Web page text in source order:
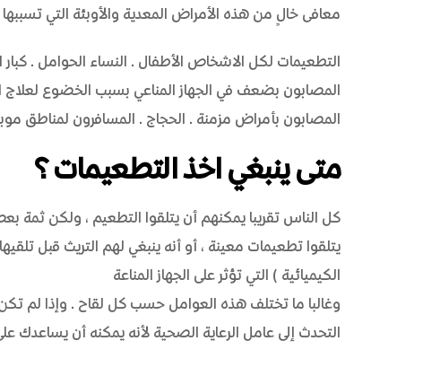
معافى خالٍ من هذه الأمراض المعدية والأوبئة التي
التطعيمات لكل الاشخاص الأطفال. النساء الحوامل.
المصابون بضعف في الجهاز المناعي بسبب الخضوع
المصابون بأمراض مزمنة. الحجاج. المسافرون لمناطق
متى ينبغي اخذ التطعيمات؟
كل الناس تقريبا يمكنهم أن يتلقوا التطعيم، ولكن ثمة
يتلقوا تطعيمات معينة، أو أنه ينبغي لهم التريث قبل
الكيميائية) التي تؤثر على الجهاز المناعة
وغالبا ما تختلف هذه العوامل حسب كل لقاح. وإذا لم
التحدث إلى عامل الرعاية الصحية لأنه يمكنه أن يساعدك